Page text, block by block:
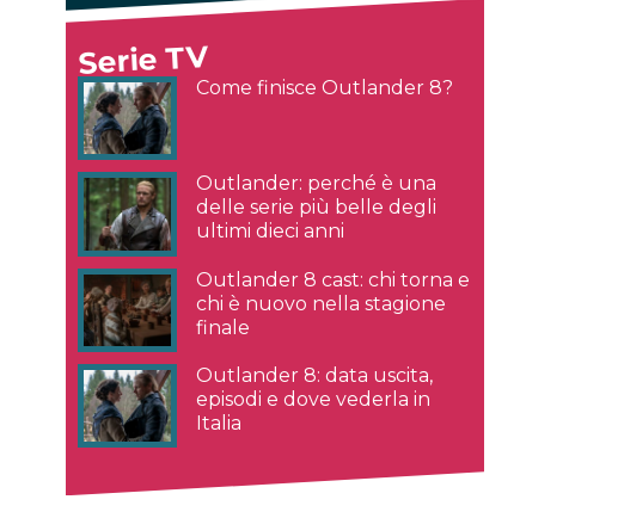
Serie TV
Come finisce Outlander 8?
Outlander: perché è una
delle serie più belle degli
ultimi dieci anni
Outlander 8 cast: chi torna e
chi è nuovo nella stagione
finale
Outlander 8: data uscita,
episodi e dove vederla in
Italia